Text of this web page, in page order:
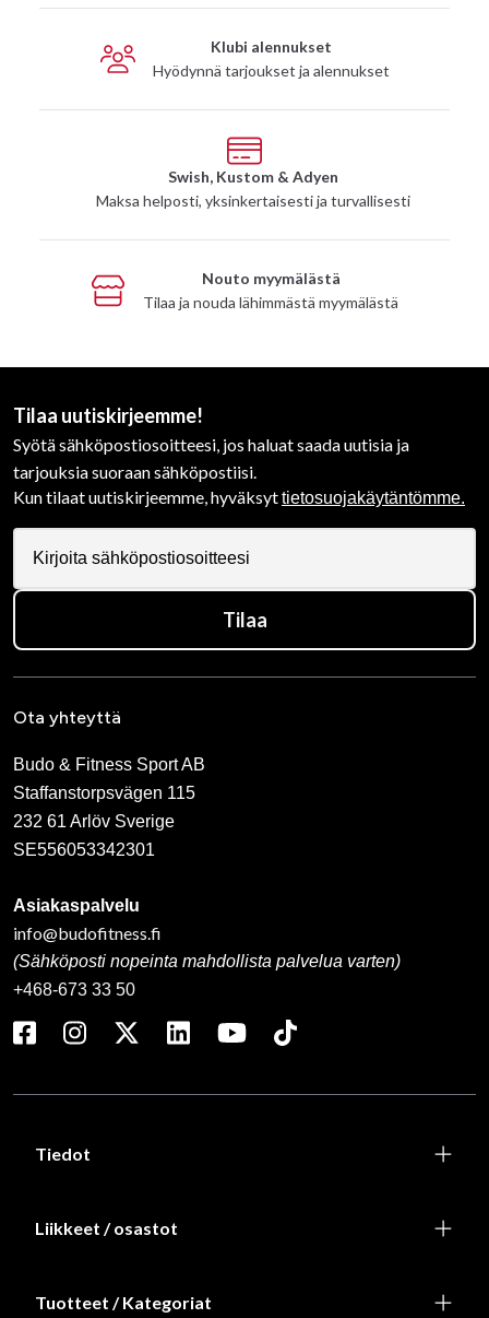
Klubi alennukset
Hyödynnä tarjoukset ja alennukset
Swish, Kustom & Adyen
Maksa helposti, yksinkertaisesti ja turvallisesti
Nouto myymälästä
Tilaa ja nouda lähimmästä myymälästä
Tilaa uutiskirjeemme!
Syötä sähköpostiosoitteesi, jos haluat saada uutisia ja
tarjouksia suoraan sähköpostiisi.
Kun tilaat uutiskirjeemme, hyväksyttietosuojakäytäntömme.
Tilaa
Ota yhteyttä
Budo & Fitness Sport AB
Staffanstorpsvägen 115
232 61 Arlöv Sverige
SE556053342301
Asiakaspalvelu
info@budofitness.fi
(Sähköposti nopeinta mahdollista palvelua varten)
+468-673 33 50
Tiedot
Liikkeet / osastot
Tuotteet / Kategoriat